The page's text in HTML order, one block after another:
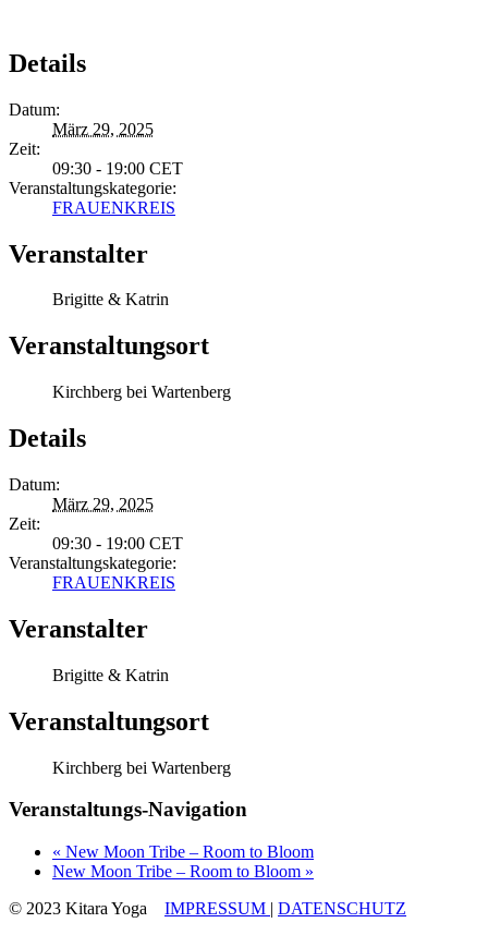
Details
Datum:
März 29, 2025
Zeit:
09:30 - 19:00 CET
Veranstaltungskategorie:
FRAUENKREIS
Veranstalter
Brigitte & Katrin
Veranstaltungsort
Kirchberg bei Wartenberg
Details
Datum:
März 29, 2025
Zeit:
09:30 - 19:00 CET
Veranstaltungskategorie:
FRAUENKREIS
Veranstalter
Brigitte & Katrin
Veranstaltungsort
Kirchberg bei Wartenberg
Veranstaltungs-Navigation
« New Moon Tribe – Room to Bloom
New Moon Tribe – Room to Bloom »
© 2023 Kitara Yoga IMPRESSUM | DATENSCHUTZ